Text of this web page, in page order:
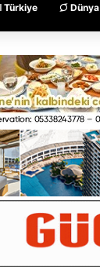
Türkiye Dünya